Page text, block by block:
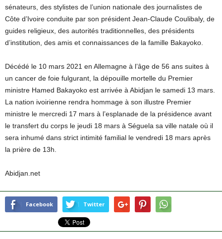
sénateurs, des stylistes de l’union nationale des journalistes de
Côte d’Ivoire conduite par son président Jean-Claude Coulibaly, de
guides religieux, des autorités traditionnelles, des présidents
d’institution, des amis et connaissances de la famille Bakayoko.
Décédé le 10 mars 2021 en Allemagne à l’âge de 56 ans suites à
un cancer de foie fulgurant, la dépouille mortelle du Premier
ministre Hamed Bakayoko est arrivée à Abidjan le samedi 13 mars.
La nation ivoirienne rendra hommage à son illustre Premier
ministre le mercredi 17 mars à l’esplanade de la présidence avant
le transfert du corps le jeudi 18 mars à Séguela sa ville natale où il
sera inhumé dans strict intimité familial le vendredi 18 mars après
la prière de 13h.
Abidjan.net
Facebook Twitter